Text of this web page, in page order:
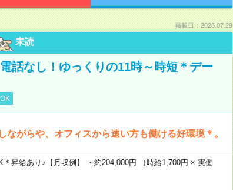
掲載日：2026.07.29
未読
話なし！ゆっくりの11時～時短＊デー
ながらや、オフィスから遠い方も働ける好環境＊。
昇給あり♪【月収例】 ・約204,000円 （時給1,700円 × 実働